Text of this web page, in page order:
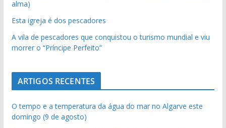
alma)
Esta igreja é dos pescadores
A vila de pescadores que conquistou o turismo mundial e viu
morrer o “Príncipe Perfeito”
ARTIGOS RECENTES
O tempo e a temperatura da água do mar no Algarve este
domingo (9 de agosto)